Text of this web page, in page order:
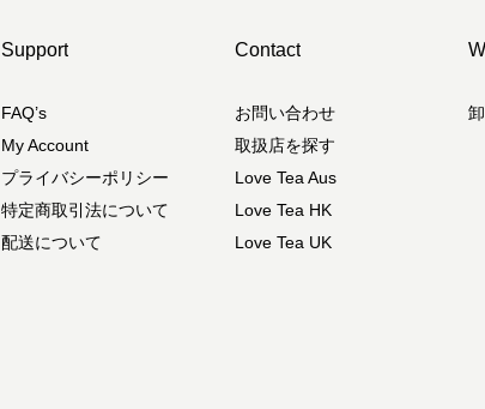
Support
FAQ’s
My Account
プライバシーポリシー
特定商取引法について
配送について
Contact
お問い合わせ
取扱店を探す
Love Tea Aus
Love Tea HK
Love Tea UK